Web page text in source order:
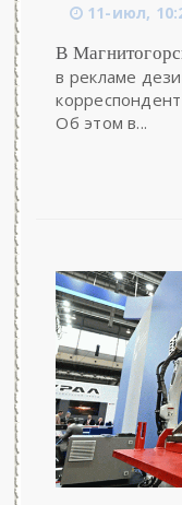
11-июл,
В
в рекламе
Об этом в...